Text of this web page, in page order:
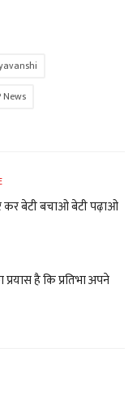
News
कर बेटी बचाओ बेटी पढ़ाओ
है कि प्रतिभा अपने